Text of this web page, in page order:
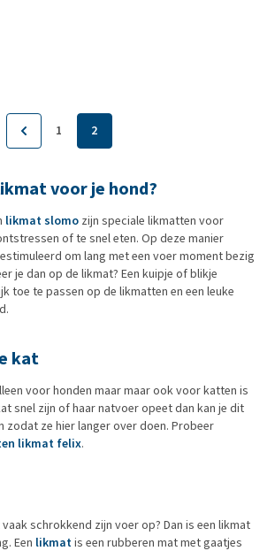
1 2
voor je hond?
likmat slomo zijn speciale likmatten voor
of te snel eten. Op deze manier
om lang met een voer moment bezig
je dan op de likmat? Een kuipje of blikje
toe te passen op de likmatten en een leuke
kat
voor honden maar maar ook voor katten is
snel zijn of haar natvoer opeet dan kan je dit
zodat ze hier langer over doen. Probeer
likmat felix.
schrokkend zijn voer op? Dan is een likmat
Een likmatis een rubberen mat met gaatjes